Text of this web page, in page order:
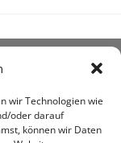
wir Technologien wie
oder darauf
können wir Daten